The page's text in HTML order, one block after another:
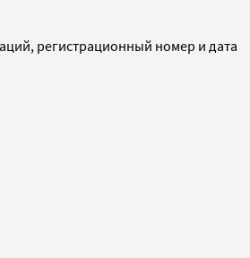
регистрационный номер и дата